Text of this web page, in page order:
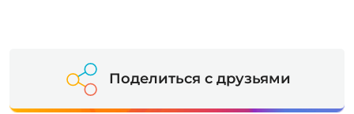
Поделиться с друзьями